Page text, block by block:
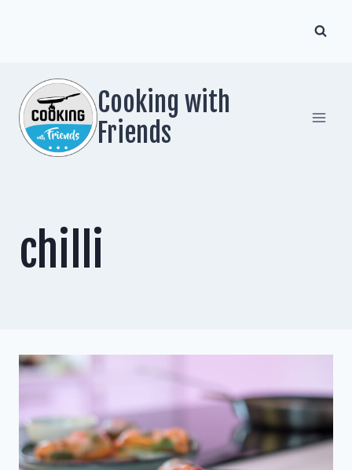
Cooking with
Friends
chilli